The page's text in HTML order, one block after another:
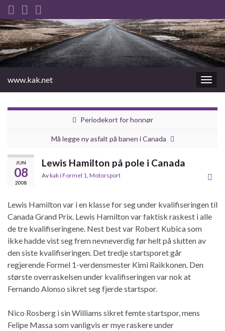
Slåu
av/på
www.kak.net
Periodekort for honnør
Må legge ny asfalt på banen i Canada
JUN
08
2008
Lewis Hamilton på pole i Canada
AvkakiFormel 1 Motorsport
Lewis Hamilton var i en klasse for seg under kvalifiseringen til
Canada Grand Prix. Lewis Hamilton var faktisk raskest i alle
de tre kvalifiseringene. Nest best var Robert Kubica som
ikke hadde vist seg frem nevneverdig før helt på slutten av
den siste kvalifiseringen. Det tredje startsporet går
regjerende Formel 1-verdensmester Kimi Raikkonen. Den
største overraskelsen under kvalifiseringen var nok at
Fernando Alonso sikret seg fjerde startspor.
Nico Rosberg i sin Williams sikret femte startspor, mens
Felipe Massa som vanligvis er mye raskere under